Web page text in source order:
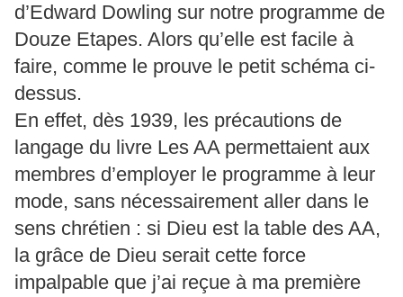
d’Edward Dowling sur notre programme de
Douze Etapes. Alors qu’elle est facile à
faire, comme le prouve le petit schéma ci-
dessus.
En effet, dès 1939, les précautions de
langage du livre Les AA permettaient aux
membres d’employer le programme à leur
mode, sans nécessairement aller dans le
sens chrétien : si Dieu est la table des AA,
la grâce de Dieu serait cette force
impalpable que j’ai reçue à ma première